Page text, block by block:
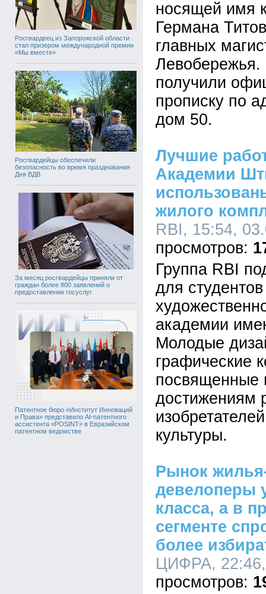
Росгвардеец из Запорожской области
стал призером международной премии
«Мы вместе»
Росгвардейцы обеспечили
безопасность во время празднования
Дня ВДВ
За месяц росгвардейцы приняли от
граждан более 800 заявлений о
предоставлении госуслуг
Патентное бюро «Институт Инноваций
и Права» представило AI-патентного
ассистента «POSINT» в Евразийском
патентном ведомстве
носящей имя
Германа
главных
Левобережья.
получили
прописку по
дом 50.
Лучшие
Академии
жилого
RBI, 15:54,
Группа RBI
для
академии
Молодые
графические
достижениям
культуры.
Рынок
девелоперы
класса, а в
сегменте
более
ЦИФРА,